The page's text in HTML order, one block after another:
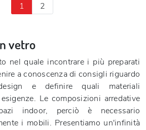
1 2
vetro
nel quale incontrare i più preparati
a conoscenza di consigli riguardo
e definire quali materiali
Le composizioni arredative
indoor, perciò è necessario
i mobili. Presentiamo un'infinità